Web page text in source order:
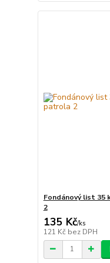
Fondánový list 35
2
135 Kč/ks
121 Kč bez DPH